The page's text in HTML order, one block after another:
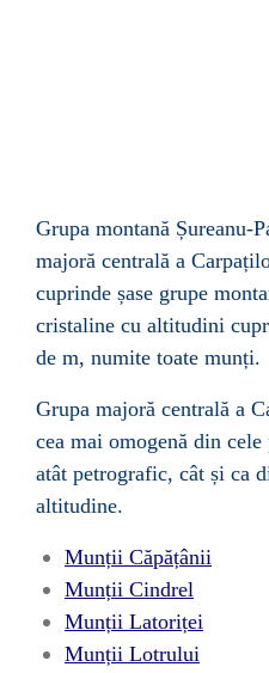
Grupa montană Șureanu-
majoră centrală a
cuprinde șase grupe
cristaline cu altitudini
de m, numite toate munți.
Grupa majoră centrală a
cea mai omogenă din
atât petrografic, cât și ca
altitudine.
Munții Căpățânii
Munții Cindrel
Munții Latoriței
Munții Lotrului